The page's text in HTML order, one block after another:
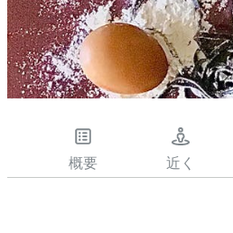
概要 近く